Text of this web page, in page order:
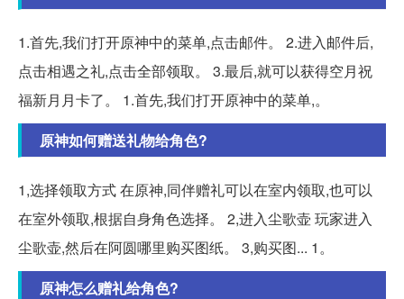
1.首先,我们打开原神中的菜单,点击邮件。 2.进入邮件后,
点击相遇之礼,点击全部领取。 3.最后,就可以获得空月祝
福新月月卡了。 1.首先,我们打开原神中的菜单,。
原神如何赠送礼物给角色?
1,选择领取方式 在原神,同伴赠礼可以在室内领取,也可以
在室外领取,根据自身角色选择。 2,进入尘歌壶 玩家进入
尘歌壶,然后在阿圆哪里购买图纸。 3,购买图... 1。
原神怎么赠礼给角色?